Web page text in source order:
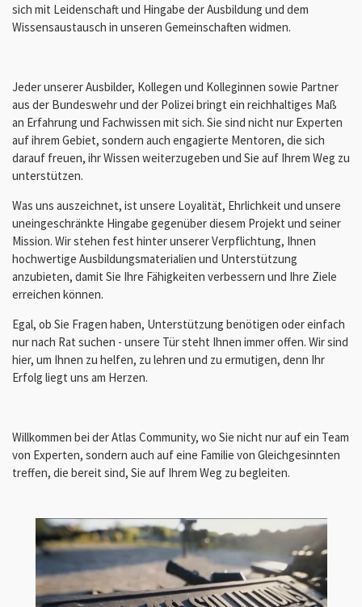
sich mit Leidenschaft und Hingabe der Ausbildung und dem
Wissensaustausch in unseren Gemeinschaften widmen.
Jeder unserer Ausbilder, Kollegen und Kolleginnen sowie Partner
aus der Bundeswehr und der Polizei bringt ein reichhaltiges Maß
an Erfahrung und Fachwissen mit sich. Sie sind nicht nur Experten
auf ihrem Gebiet, sondern auch engagierte Mentoren, die sich
darauf freuen, ihr Wissen weiterzugeben und Sie auf Ihrem Weg zu
unterstützen.
Was uns auszeichnet, ist unsere Loyalität, Ehrlichkeit und unsere
uneingeschränkte Hingabe gegenüber diesem Projekt und seiner
Mission. Wir stehen fest hinter unserer Verpflichtung, Ihnen
hochwertige Ausbildungsmaterialien und Unterstützung
anzubieten, damit Sie Ihre Fähigkeiten verbessern und Ihre Ziele
erreichen können.
Egal, ob Sie Fragen haben, Unterstützung benötigen oder einfach
nur nach Rat suchen - unsere Tür steht Ihnen immer offen. Wir sind
hier, um Ihnen zu helfen, zu lehren und zu ermutigen, denn Ihr
Erfolg liegt uns am Herzen.
Willkommen bei der Atlas Community, wo Sie nicht nur auf ein Team
von Experten, sondern auch auf eine Familie von Gleichgesinnten
treffen, die bereit sind, Sie auf Ihrem Weg zu begleiten.